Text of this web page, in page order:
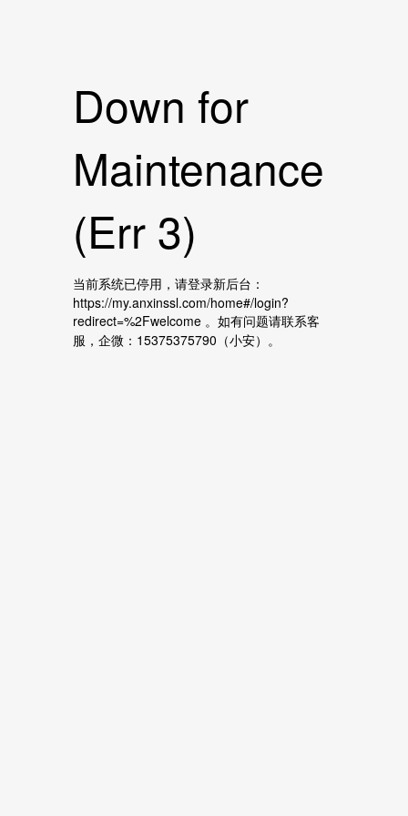
Down for
Maintenance
(Err 3)
当前系统已停用，请登录新后台：
https://my.anxinssl.com/home#/login?
redirect=%2Fwelcome 。如有问题请联系客
服，企微：15375375790（小安）。